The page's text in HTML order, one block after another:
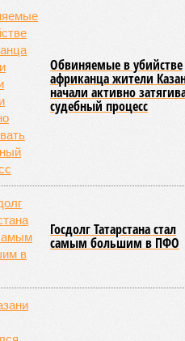
Обвиняемые в убийстве
африканца жители
начали активно
судебный процесс
Госдолг Татарстана стал
самым большим в ПФО